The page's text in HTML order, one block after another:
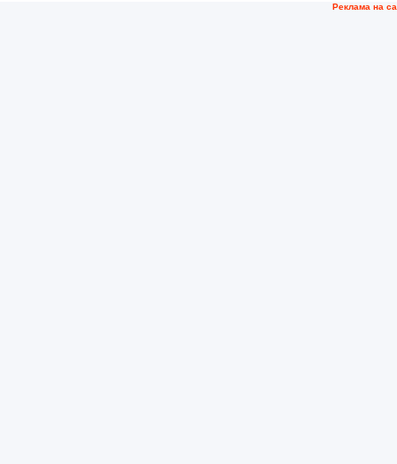
Рeклама на